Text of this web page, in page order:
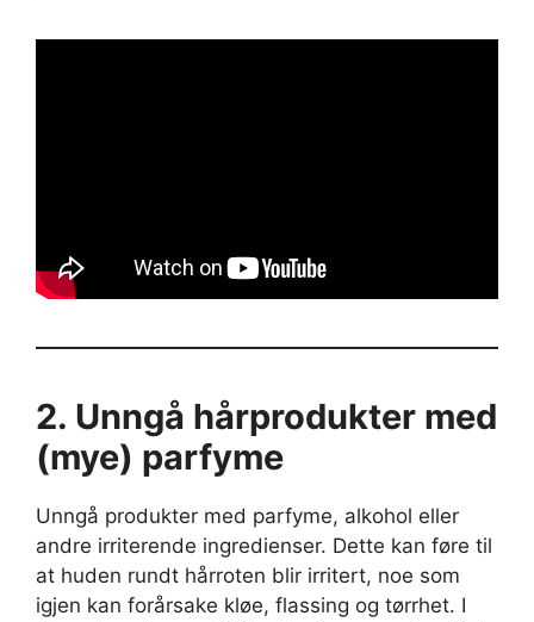
2. Unngå hårprodukter med
(mye) parfyme
Unngå produkter med parfyme, alkohol eller
andre irriterende ingredienser. Dette kan føre til
at huden rundt hårroten blir irritert, noe som
igjen kan forårsake kløe, flassing og tørrhet. I